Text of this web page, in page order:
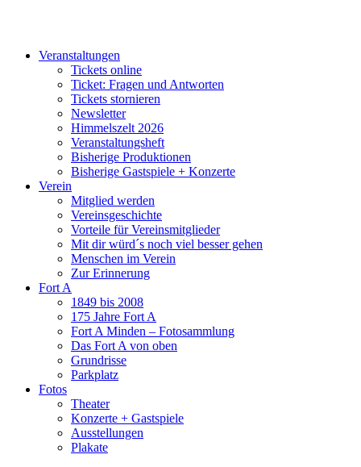
Veranstaltungen
Tickets online
Ticket: Fragen und Antworten
Tickets stornieren
Newsletter
Himmelszelt 2026
Veranstaltungsheft
Bisherige Produktionen
Bisherige Gastspiele + Konzerte
Verein
Mitglied werden
Vereinsgeschichte
Vorteile für Vereinsmitglieder
Mit dir würd´s noch viel besser gehen
Menschen im Verein
Zur Erinnerung
Fort A
1849 bis 2008
175 Jahre Fort A
Fort A Minden – Fotosammlung
Das Fort A von oben
Grundrisse
Parkplatz
Fotos
Theater
Konzerte + Gastspiele
Ausstellungen
Plakate